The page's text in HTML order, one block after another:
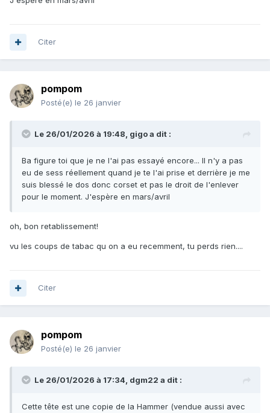
Citer
pompom
Posté(e) le 26 janvier
Le 26/01/2026 à 19:48, gigoa dit :
Ba figure toi que je ne l'ai pas essayé encore... Il n'y a pas
eu de sess réellement quand je te l'ai prise et derrière je me
suis blessé le dos donc corset et pas le droit de l'enlever
pour le moment. J'espère en mars/avril
oh, bon retablissement!
vu les coups de tabac qu on a eu recemment, tu perds rien....
Citer
pompom
Posté(e) le 26 janvier
Le 26/01/2026 à 17:34, dgm22 a dit :
Cette tête est une copie de la Hammer (vendue aussi avec